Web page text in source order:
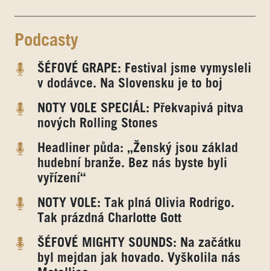
Podcasty
ŠÉFOVÉ GRAPE: Festival jsme vymysleli
v dodávce. Na Slovensku je to boj
NOTY VOLE SPECIÁL: Překvapivá pitva
nových Rolling Stones
Headliner půda: „Ženský jsou základ
hudební branže. Bez nás byste byli
vyřízení“
NOTY VOLE: Tak plná Olivia Rodrigo.
Tak prázdná Charlotte Gott
ŠÉFOVÉ MIGHTY SOUNDS: Na začátku
byl mejdan jak hovado. Vyškolila nás